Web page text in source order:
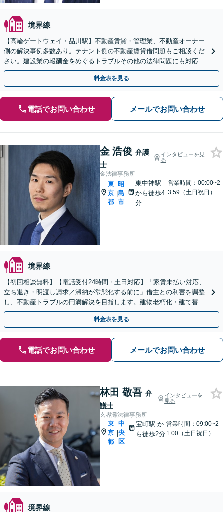
境界線
【高輪ゲートウェイ・品川駅】不動産賃貸・管理業、不動産オーナー
側の解決事例多数あり。テナント側の不動産賃貸借問題もご相談くだ
さい。建設業の報酬金をめぐるトラブルその他の法律問題にも対応し
ています。顧問プランの活用も。
料金表を見る
電話でお問い合わせ メールでお問い合わせ
金 浩俊 弁護
士
インタビューを見
る
金法律事務所
東
京
都
|
昭
島
市
東中神駅
から徒歩4
分
営業時間：00:00~2
3:59（土日祝日）
境界線
【初回相談無料】【電話受付24時間・土日対応】「家賃未払い対応、
立ち退き・明渡し請求／滞納が常態化する前に」借主との利害を調整
し、不動産トラブルの円満解決を目指します。建物老朽化・建て替え
時の対応もお任せ。契約書の作成・リーガルチェックほか
料金表を見る
電話でお問い合わせ メールでお問い合わせ
林田 敬吾 弁
護士
インタビューを
見る
玄界灘法律事務所
東
京
都
|
中
央
区
宝町駅か
ら徒歩2分
営業時間：09:00~2
1:00（土日祝日）
境界線